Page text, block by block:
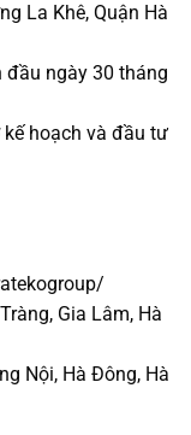
La Khê, Quận Hà
đầu ngày 30 tháng
kế hoạch và đầu tư
Gia Lâm, Hà
Nội, Hà Đông, Hà